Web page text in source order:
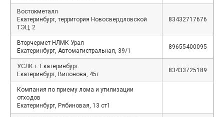
Востокметалл
Екатеринбург, территория Новосвердловской
ТЭЦ, 2
83432717676
Вторчермет НЛМК Урал
Екатеринбург, Автомагистральная, 39/1
89655400095
УСЛК г. Екатеринбург
Екатеринбург, Вилонова, 45г
83433725189
Компания по приему лома и утилизации
отходов
Екатеринбург, Рябиновая, 13 ст1